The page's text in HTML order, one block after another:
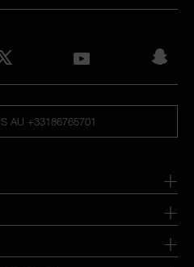
AU +33186765701